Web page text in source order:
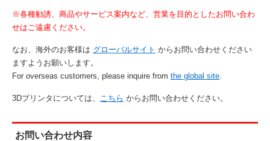
※各種勧誘、商品やサービス案内など、営業を目的としたお問い合わ
せはご遠慮ください。
なお、海外のお客様は グローバルサイト からお問い合わせください
ますようお願いします。
For overseas customers, please inquire from the global site.
3Dプリンタについては、 こちら からお問い合わせください。
お問い合わせ内容